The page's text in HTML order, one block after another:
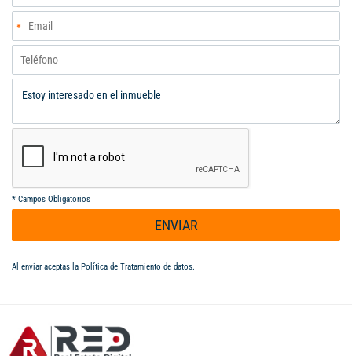
Renta total $ 23.500.000 - 12% Efectivo Anual Toda el diseño de
la construcción se realizó dirigido a sector hotelero o medico,
area lista para instalar ascensor que conecta todos los pisos
Edificio Autosustentable energéticamente con 50 paneles
solares Inversión con estilo, tecnología y rentabilidad
garantizada.
* Campos Obligatorios
ENVIAR
Al enviar aceptas la Política de Tratamiento de datos.